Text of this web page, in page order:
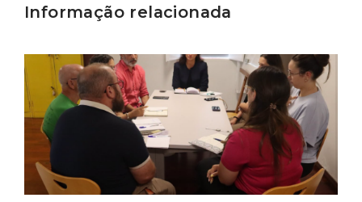
Informação relacionada